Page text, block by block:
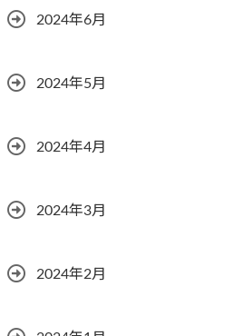
2024年6月
2024年5月
2024年4月
2024年3月
2024年2月